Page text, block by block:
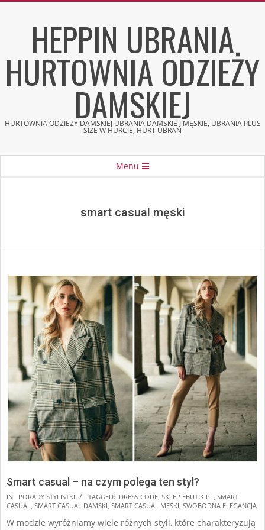
HEPPIN UBRANIA
HURTOWNIA ODZIEŻY
DAMSKIEJ
HURTOWNIA ODZIEŻY DAMSKIEJ UBRANIA DAMSKIE I MĘSKIE, UBRANIA PLUS
SIZE W HURCIE, HURT UBRAŃ
Menu
smart casual męski
Smart casual – na czym polega ten styl?
2025-
11-
17
IN: PORADY STYLISTKI TAGGED: DRESS CODE SKLEP EBUTIK.PL
SMART
CASUAL
SMART CASUAL DAMSKI SMART CASUAL MĘSKI SWOBODNA ELEGANCJA
W modzie wyróżniamy wiele różnych styli, które charakteryzują